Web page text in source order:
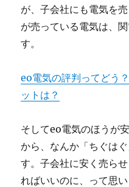
が、子会社にも電気を
が売っている電気は、
す。
eo電気の評判ってどう
ットは？
そしてeo電気のほうが
から、なんか「ちぐは
す。子会社に安く売ら
ればいいのに、って思い